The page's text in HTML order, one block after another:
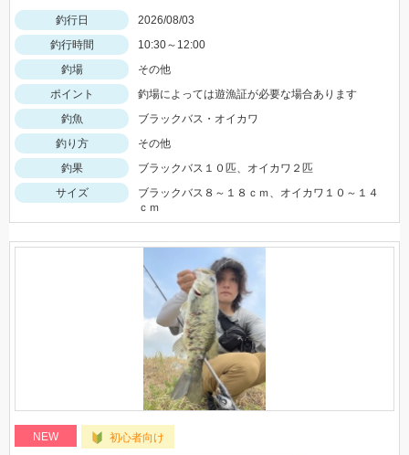
釣行日
2026/08/03
釣行時間
10:30～12:00
釣場
その他
ポイント
釣場によっては遊漁証が必要な場合あります
釣魚
ブラックバス・オイカワ
釣り方
その他
釣果
ブラックバス１０匹、オイカワ２匹
サイズ
ブラックバス８～１８ｃｍ、オイカワ１０～１４
ｃｍ
NEW 初心者向け